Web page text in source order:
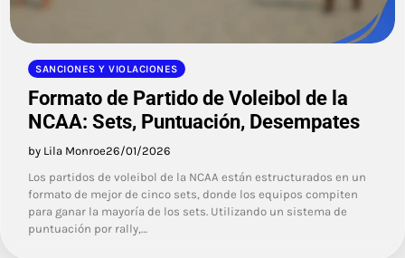
SANCIONES Y VIOLACIONES
Formato de Partido de Voleibol de la
NCAA: Sets, Puntuación, Desempates
by Lila Monroe26/01/2026
Los partidos de voleibol de la NCAA están estructurados en un
formato de mejor de cinco sets, donde los equipos compiten
para ganar la mayoría de los sets. Utilizando un sistema de
puntuación por rally,…